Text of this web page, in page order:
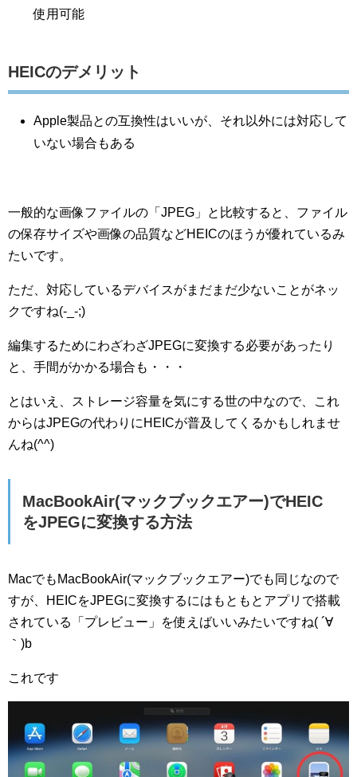
使用可能
HEICのデメリット
Apple製品との互換性はいいが、それ以外には対応して
いない場合もある
一般的な画像ファイルの「JPEG」と比較すると、ファイル
の保存サイズや画像の品質などHEICのほうが優れているみ
たいです。
ただ、対応しているデバイスがまだまだ少ないことがネッ
クですね(-_-;)
編集するためにわざわざJPEGに変換する必要があったり
と、手間がかかる場合も・・・
とはいえ、ストレージ容量を気にする世の中なので、これ
からはJPEGの代わりにHEICが普及してくるかもしれませ
んね(^^)
MacBookAir(マックブックエアー)でHEIC
をJPEGに変換する方法
MacでもMacBookAir(マックブックエアー)でも同じなので
すが、HEICをJPEGに変換するにはもともとアプリで搭載
されている「プレビュー」を使えばいいみたいですね( ´∀
｀)b
これです